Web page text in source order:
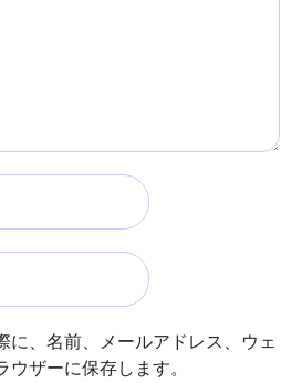
に、名前、メールアドレス、ウェ
ザーに保存します。